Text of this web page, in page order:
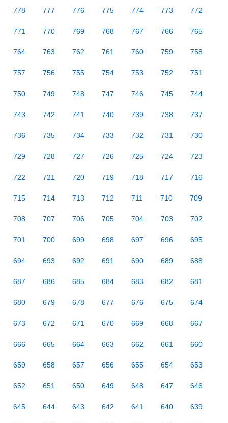
778 777 776 775 774 773 772
771 770 769 768 767 766 765
764 763 762 761 760 759 758
757 756 755 754 753 752 751
750 749 748 747 746 745 744
743 742 741 740 739 738 737
736 735 734 733 732 731 730
729 728 727 726 725 724 723
722 721 720 719 718 717 716
715 714 713 712 711 710 709
708 707 706 705 704 703 702
701 700 699 698 697 696 695
694 693 692 691 690 689 688
687 686 685 684 683 682 681
680 679 678 677 676 675 674
673 672 671 670 669 668 667
666 665 664 663 662 661 660
659 658 657 656 655 654 653
652 651 650 649 648 647 646
645 644 643 642 641 640 639